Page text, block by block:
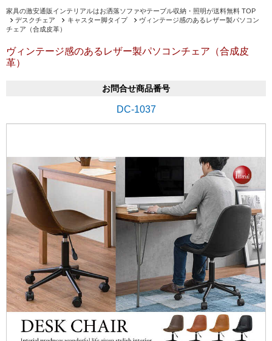
家具の激安通販インテリアルはお洒落ソファやテーブル収納・照明が送料無料 TOP
デスクチェア
キャスター脚タイプ
ヴィンテージ感のあるレザー製パソコン
チェア（合成皮革）
ヴィンテージ感のあるレザー製パソコンチェア（合成皮
革）
お問合せ商品番号
DC-1037